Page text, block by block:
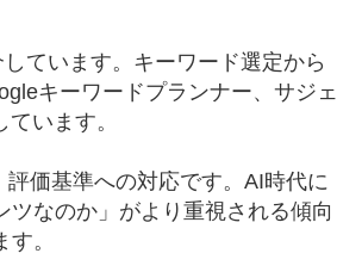
ています。キーワード選定から
キーワードプランナー、サジェ
います。
価基準への対応です。AI時代に
なのか」がより重視される傾向
。